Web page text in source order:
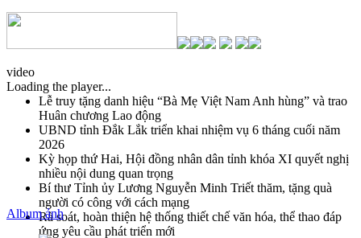
video
Loading the player...
Lễ truy tặng danh hiệu “Bà Mẹ Việt Nam Anh hùng” và trao
Huân chương Lao động
UBND tỉnh Đắk Lắk triển khai nhiệm vụ 6 tháng cuối năm
2026
Kỳ họp thứ Hai, Hội đồng nhân dân tỉnh khóa XI quyết nghị
nhiều nội dung quan trọng
Bí thư Tỉnh ủy Lương Nguyễn Minh Triết thăm, tặng quà
người có công với cách mạng
Rà soát, hoàn thiện hệ thống thiết chế văn hóa, thể thao đáp
ứng yêu cầu phát triển mới
Album ảnh